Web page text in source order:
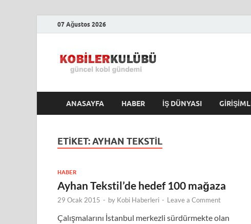
07 Ağustos 2026
ANASAYFA HABER İŞ DÜNYASI
ETIKET:AYHAN TEKSTIL
HABER
Ayhan Tekstil’de hedef 100 mağaza
29 Ocak 2015 - by Kobi Haberleri - Leave a Comment
Çalışmalarını İstanbul merkezli sürdürmekte olan